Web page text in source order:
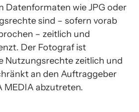
Datenformaten wie JPG oder
sind – sofern vorab
– zeitlich und
Der Fotograf ist
Nutzungsrechte zeitlich und
an den Auftraggeber
MEDIA abzutreten.